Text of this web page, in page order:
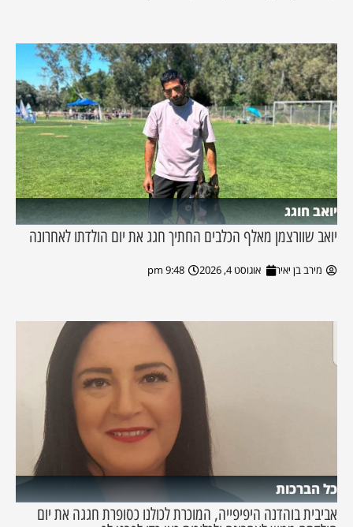
יואב חוגג
יואב שוורצמן מאלף הכלבים החתיך חגג את יום הולדתו לאחרונה
מירב בן יאיר אוגוסט 4, 2026 9:48 pm
כל הברכות
אביבית בוהדנה היפיפייה, המוכרת לכולנו כסופרת חגגה את יום